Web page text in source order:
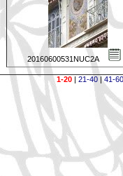
20160600531NUC2A
1-20 | 21-40 |41-60